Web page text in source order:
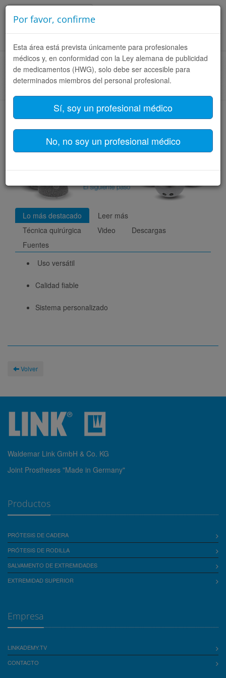
Página de inicio PARA EL CIRUJANO
Productos
Filtro de productos
MobileLink
Lo más destacado
Leer más
Técnica quirúrgica
Video
Descargas
Fuentes
Uso versátil
Calidad fiable
Sistema personalizado
Volver
Waldemar Link GmbH & Co. KG
Joint Prostheses "Made in Germany"
Productos
PRÓTESIS DE CADERA
PRÓTESIS DE RODILLA
SALVAMENTO DE EXTREMIDADES
EXTREMIDAD SUPERIOR
Empresa
LINKADEMY.TV
CONTACTO
Por favor, confirme
Esta área está prevista únicamente para profesionales
médicos y, en conformidad con la Ley alemana de publicidad
de medicamentos (HWG), solo debe ser accesible para
determinados miembros del personal profesional.
Sí, soy un profesional médico
No, no soy un profesional médico